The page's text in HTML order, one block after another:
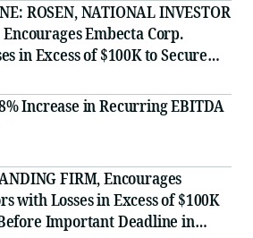
ROSEN, NATIONAL INVESTOR
Encourages Embecta Corp.
in Excess of $100K to Secure
August 17 Deadline in
- EMBC
Increase in Recurring EBITDA
FIRM, Encourages
with Losses in Excess of $100K
Important Deadline in